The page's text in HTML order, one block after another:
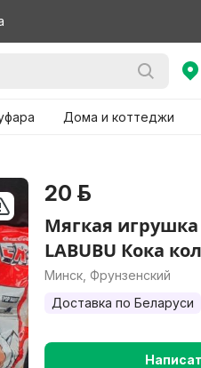
Дома и коттеджи
20 р.
Мягкая игрушка
LABUBU Кока
Минск, Фрунзенский
Доставка по Беларуси